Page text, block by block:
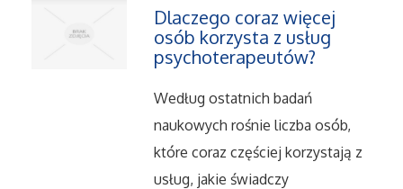
Weterynaryjne, Hodowla Zwierząt
Sprzątanie, Porządkowanie
Serwis
Dlaczego coraz więcej
osób korzysta z usług
psychoterapeutów?
Według ostatnich badań
naukowych rośnie liczba osób,
które coraz częściej korzystają z
usług, jakie świadczy